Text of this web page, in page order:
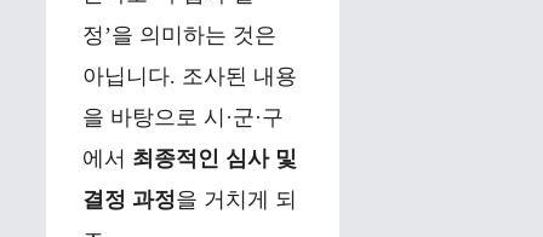
정’을 의미하는 것은
아닙니다. 조사된 내용
을 바탕으로 시·군·구
에서 최종적인 심사 및
결정 과정을 거치게 되